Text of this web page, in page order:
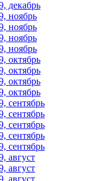
декабрь
ноябрь
ноябрь
ноябрь
ноябрь
октябрь
октябрь
октябрь
октябрь
сентябрь
сентябрь
сентябрь
сентябрь
сентябрь
август
август
август